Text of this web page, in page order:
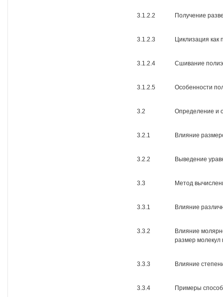
3.1.2.2 Получение
3.1.2.3 Циклизация как
3.1.2.4 Сшивание
3.1.2.5 Особенности
3.2 Определение и
3.2.1 Влияние
3.2.2 Выведение
3.3 Метод
3.3.1 Влияние
3.3.2
Влияние
размер
3.3.3 Влияние
3.3.4 Примеры